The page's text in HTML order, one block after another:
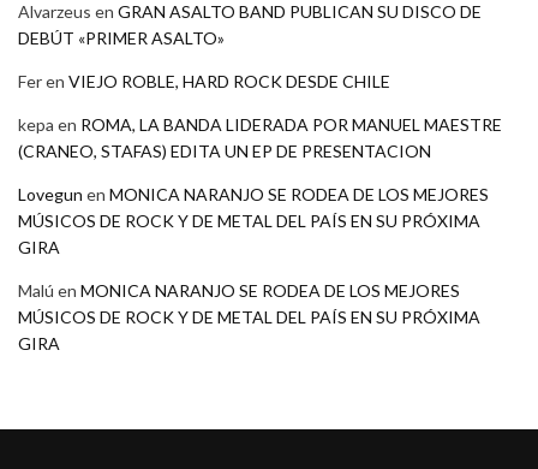
Alvarzeus en GRAN ASALTO BAND PUBLICAN SU DISCO DE
DEBÚT «PRIMER ASALTO»
Feren VIEJO ROBLE, HARD ROCK DESDE CHILE
kepa en ROMA, LA BANDA LIDERADA POR MANUEL MAESTRE
(CRANEO, STAFAS) EDITA UN EP DE PRESENTACION
Lovegun en MONICA NARANJO SE RODEA DE LOS MEJORES
MÚSICOS DE ROCK Y DE METAL DEL PAÍS EN SU PRÓXIMA
GIRA
Malú en MONICA NARANJO SE RODEA DE LOS MEJORES
MÚSICOS DE ROCK Y DE METAL DEL PAÍS EN SU PRÓXIMA
GIRA